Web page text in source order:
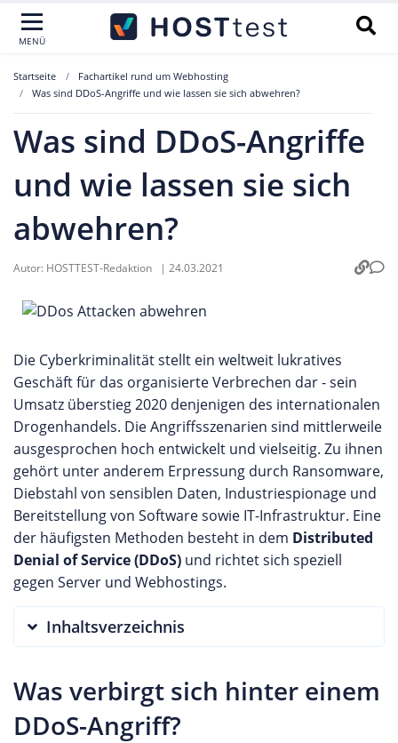
MENÜ
Startseite
Fachartikel rund um Webhosting
Was sind DDoS-Angriffe und wie lassen sie sich abwehren?
Was sind DDoS-Angriffe
und wie lassen sie sich
abwehren?
Autor: HOSTTEST-Redaktion | 24.03.2021
Die Cyberkriminalität stellt ein weltweit lukratives
Geschäft für das organisierte Verbrechen dar - sein
Umsatz überstieg 2020 denjenigen des internationalen
Drogenhandels. Die Angriffsszenarien sind mittlerweile
ausgesprochen hoch entwickelt und vielseitig. Zu ihnen
gehört unter anderem Erpressung durch Ransomware,
Diebstahl von sensiblen Daten, Industriespionage und
Bereitstellung von Software sowie IT-Infrastruktur. Eine
der häufigsten Methoden besteht in dem Distributed
Denial of Service (DDoS) und richtet sich speziell
gegen Server und Webhostings.
Inhaltsverzeichnis
Was verbirgt sich hinter einem
DDoS-Angriff?